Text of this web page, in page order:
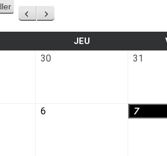
Précédent
Suivant
JEU
30 31
6 7